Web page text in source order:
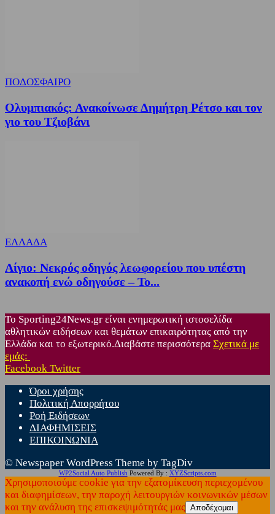
ΠΟΔΟΣΦΑΙΡΟ
Ολυμπιακός: Ανακοίνωσε Δημήτρη Ρέτσο και τον
γιο του Τζιοβάνι
ΕΛΛΑΔΑ
Αίγιο: Νεκρός οδηγός λεωφορείου που υπέστη
ανακοπή ενώ οδηγούσε – Το...
Το Sporting24News.gr είναι ενημερωτική ιστοσελίδα
αθλητικών ειδήσεων και θεμάτων επικαιρότητας από την
Ελλάδα και το εξωτερικό.Διαβάστε περισσότερα Σχετικά με
εμάς:
Facebook Twitter
Όροι χρήσης
Πολιτική Απορρήτου
Ροή Ειδήσεων
ΔΙΑΦΗΜΙΣΕΙΣ
ΕΠΙΚΟΙΝΩΝΙΑ
© Newspaper WordPress Theme by TagDiv
WP2Social Auto Publish Powered By : XYZScripts.com
Χρησιμοποιούμε cookie για την εξατομίκευση περιεχομένου
και διαφημίσεων, την παροχή λειτουργιών κοινωνικών μέσων
και την ανάλυση της επισκεψιμότητάς μας Αποδέχομαι